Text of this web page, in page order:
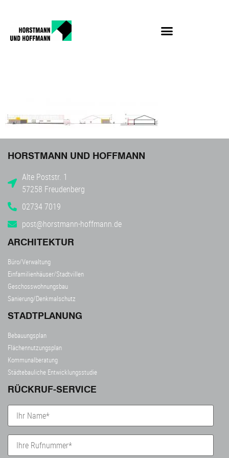
HORSTMANN UND HOFFMANN
Alte Poststr. 1
57258 Freudenberg
02734 7019
post@horstmann-hoffmann.de
ARCHITEKTUR
Büro/Verwaltung
Einfamilienhäuser/Stadtvillen
Geschosswohnungsbau
Sanierung/Denkmalschutz
STADTPLANUNG
Bebauungsplan
Flächennutzungsplan
Kommunalberatung
Städtebauliche Entwicklungsstudie
RÜCKRUF-SERVICE